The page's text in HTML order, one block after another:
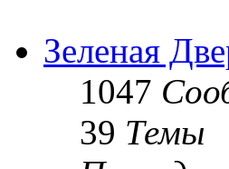
Зеленая
1047
39 Темы